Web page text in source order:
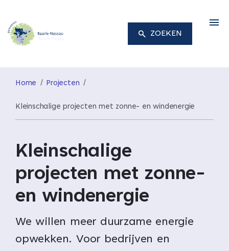
ZOEKEN
Home Projecten
Kleinschalige projecten met zonne- en windenergie
Kleinschalige
projecten met zonne-
en windenergie
We willen meer duurzame energie
opwekken. Voor bedrijven en